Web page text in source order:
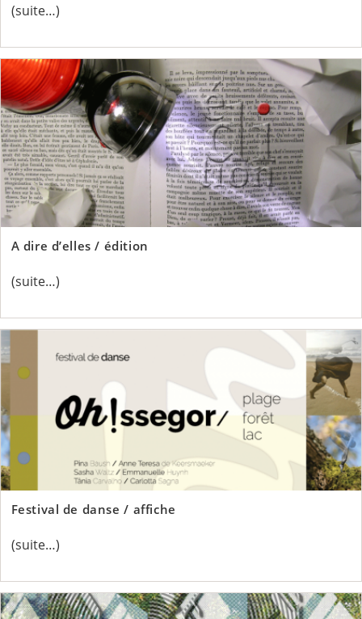
(suite…)
A dire d’elles / édition
(suite…)
Festival de danse / affiche
(suite…)